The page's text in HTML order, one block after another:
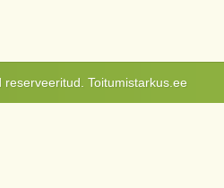
Toitumistarkus.ee